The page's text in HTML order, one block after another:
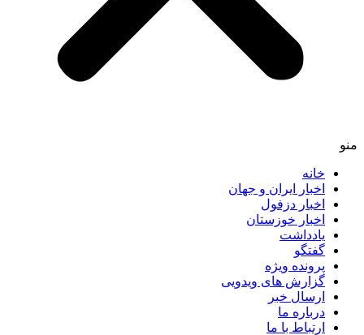
منو
خانه
اخبار ایران و جهان
اخبار دزفول
اخبار خوزستان
یادداشت
گفتگو
پرونده ویژه
گزارش های ویدویی
ارسال خبر
درباره ما
ارتباط با ما